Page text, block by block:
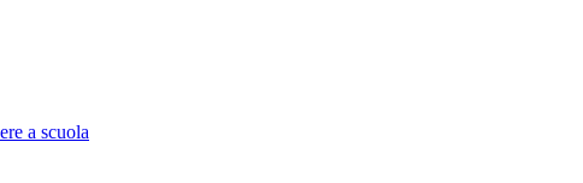
a scuola